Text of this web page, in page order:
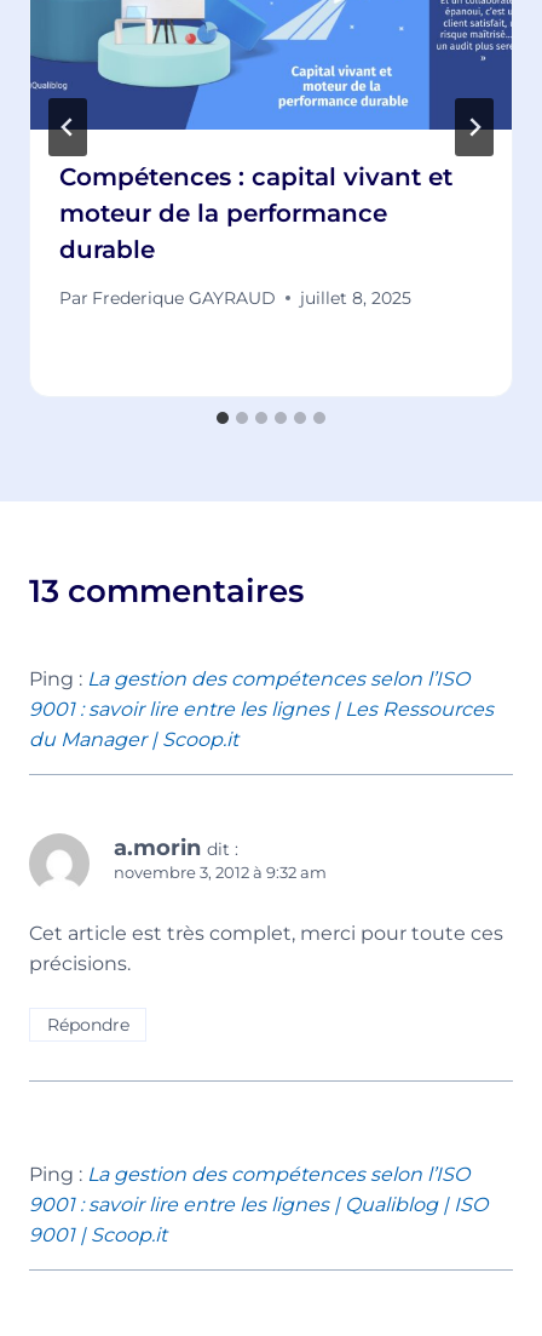
Compétences : capital vivant et
moteur de la performance
durable
Par Frederique GAYRAUD juillet 8, 2025
13 commentaires
Ping : La gestion des compétences selon l’ISO
9001 : savoir lire entre les lignes | Les Ressources
du Manager | Scoop.it
a.morin dit :
novembre 3, 2012 à 9:32 am
Cet article est très complet, merci pour toute ces
précisions.
Répondre
Ping : La gestion des compétences selon l’ISO
9001 : savoir lire entre les lignes | Qualiblog | ISO
9001 | Scoop.it